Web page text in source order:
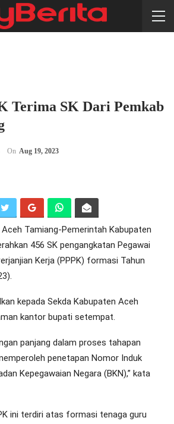
Terima SK Dari Pemkab
On Aug 19, 2023
Aceh Tamiang-Pemerintah Kabupaten
456 SK pengangkatan Pegawai
Kerja (PPPK) formasi Tahun
kepada Sekda Kabupaten Aceh
kantor bupati setempat.
panjang dalam proses tahapan
penetapan Nomor Induk
Kepegawaian Negara (BKN),” kata
ini terdiri atas formasi tenaga guru